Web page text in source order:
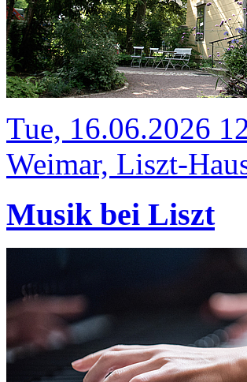
Tue, 16.06.2026
Weimar, Liszt-
Musik bei Liszt